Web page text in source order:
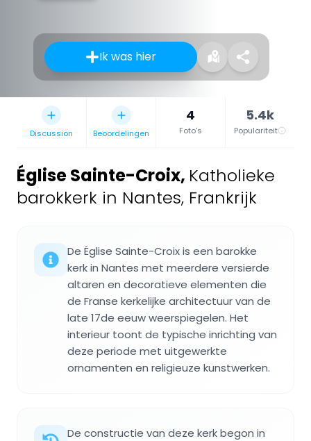
Ik was hier
Discussion Beoordelingen
4
Foto's
5.4k
Populariteit
Église Sainte-Croix, Katholieke
barokkerk in Nantes, Frankrijk
De Église Sainte-Croix is een barokke
kerk in Nantes met meerdere versierde
altaren en decoratieve elementen die
de Franse kerkelijke architectuur van de
late 17de eeuw weerspiegelen. Het
interieur toont de typische inrichting van
deze periode met uitgewerkte
ornamenten en religieuze kunstwerken.
De constructie van deze kerk begon in